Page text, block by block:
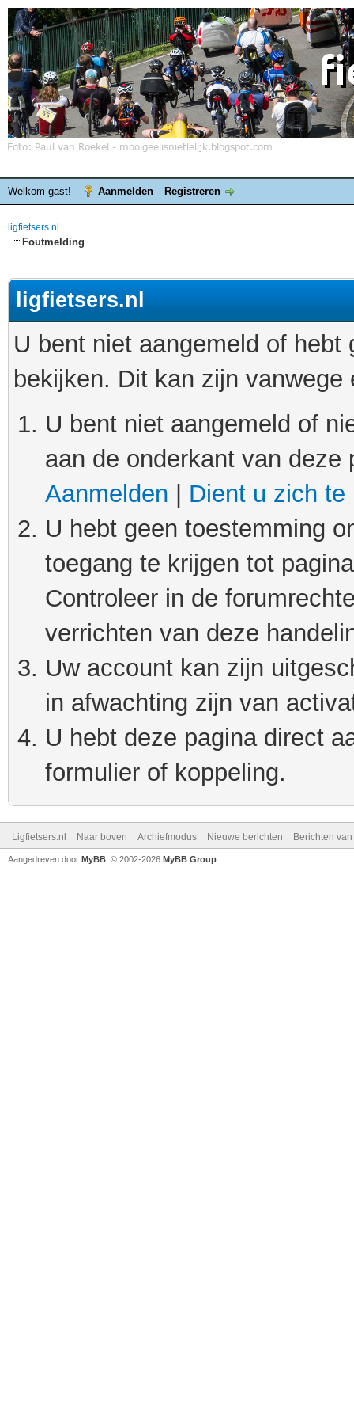
Welkom gast! Aanmelden Registreren
ligfietsers.nl
Foutmelding
ligfietsers.nl
U bent niet aangemeld of
bekijken. Dit kan zijn
U bent niet aangemeld of
aan de onderkant van
Aanmelden
Dient u zich te
U hebt geen toestemming
toegang te krijgen tot
Controleer in de
verrichten van deze
Uw account kan zijn
in afwachting zijn van
U hebt deze pagina direct
formulier of koppeling.
Ligfietsers.nl Naar boven Archiefmodus Nieuwe berichten Berichten
Aangedreven door MyBB , © 2002-2026 MyBB Group